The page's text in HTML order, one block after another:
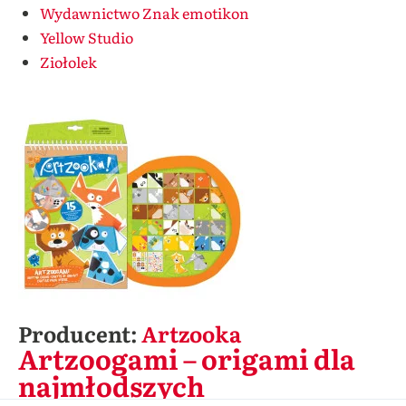
Wydawnictwo Znak emotikon
Yellow Studio
Ziołolek
Producent:Artzooka
Artzoogami – origami dla
najmłodszych